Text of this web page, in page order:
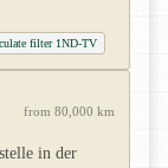
filter 1ND-TV
from 80,000 km
in der